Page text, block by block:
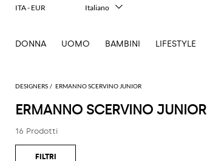
DESIGNERS ERMANNO SCERVINO JUNIOR
ERMANNO SCERVINO JUNIOR
16 Prodotti
DONNA UOMO BAMBINI LIFESTYLE
ITA - EUR
Italiano
Deutsch
日本語
Русский